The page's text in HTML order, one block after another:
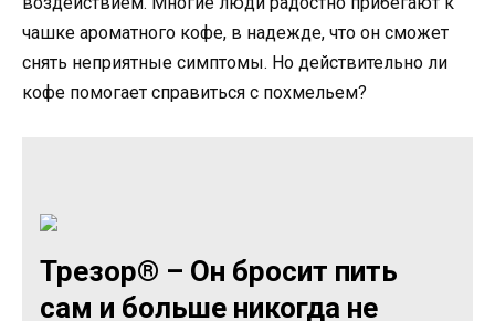
чашке ароматного кофе, в надежде, что он сможет
снять неприятные симптомы. Но действительно ли
кофе помогает справиться с похмельем?
Трезор® – Он бросит пить
сам и больше никогда не